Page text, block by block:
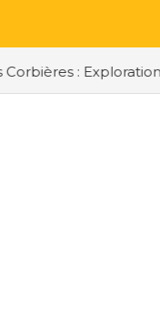
: Exploration de la